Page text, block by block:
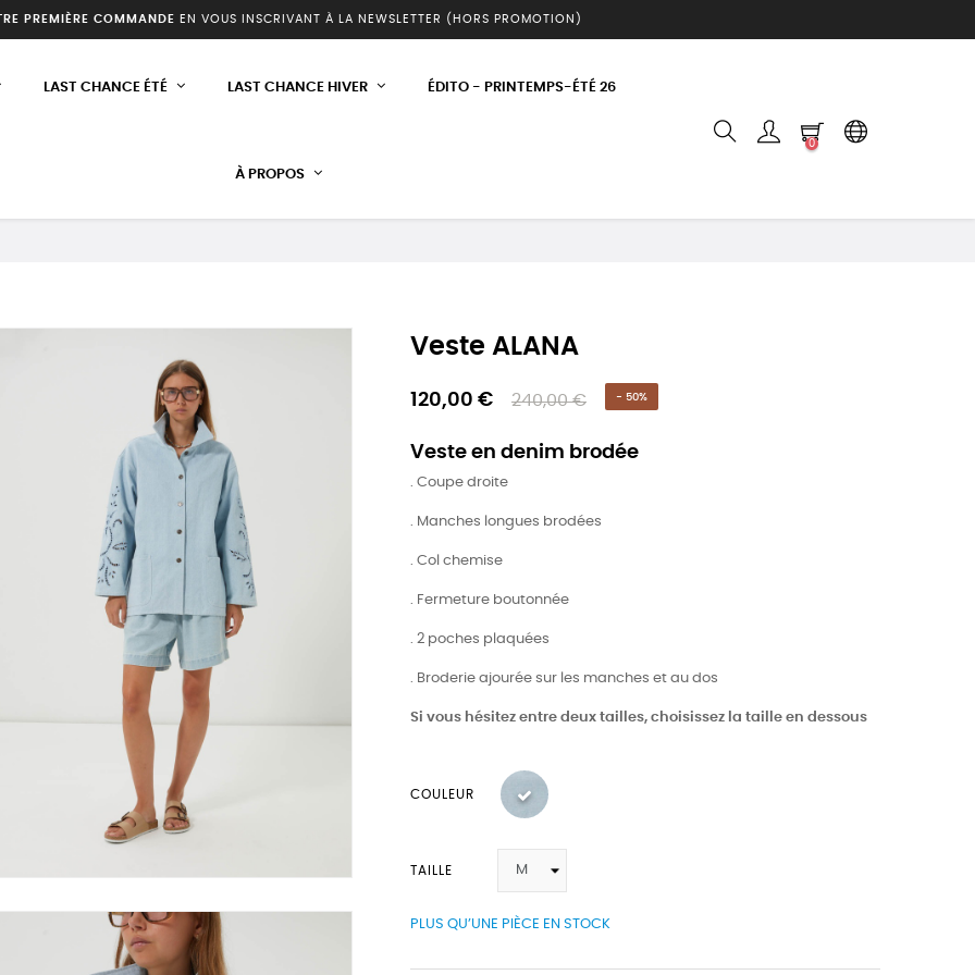
PREMIÈRE COMMANDE EN VOUS INSCRIVANT À LA NEWSLETTER (HORS PROMOTION)
LAST CHANCE ÉTÉ LAST CHANCE HIVER ÉDITO - PRINTEMPS-ÉTÉ 26
À PROPOS
0
Veste ALANA
120,00 € 240,00 € - 50%
Veste en denim brodée
. Coupe droite
. Manches longues brodées
. Col chemise
. Fermeture boutonnée
. 2 poches plaquées
. Broderie ajourée sur les manches et au dos
Si vous hésitez entre deux tailles, choisissez la taille en dessous
COULEUR
TAILLE
PLUS QU’UNE PIÈCE EN STOCK